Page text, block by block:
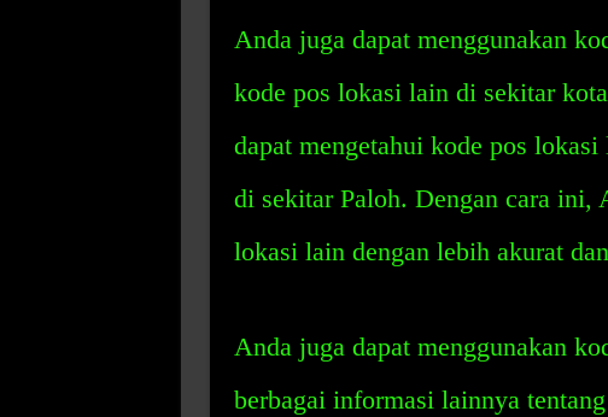
Anda juga dapat menggunakan
kode pos lokasi lain di sekitar
dapat mengetahui kode pos
di sekitar Paloh. Dengan cara ini,
lokasi lain dengan lebih akurat
Anda juga dapat menggunakan
berbagai informasi lainnya